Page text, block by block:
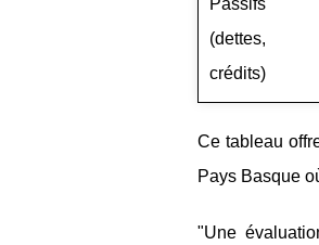
Passifs
(dettes,
crédits)
Ce tableau
Pays Basque
"Une